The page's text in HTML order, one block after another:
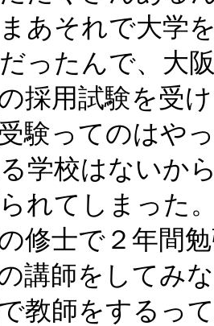
あそれで大学
ったんで、大
採用試験を受
験ってのはや
学校はないか
れてしまった
修士で２年間
講師をしてみ
教師をするっ